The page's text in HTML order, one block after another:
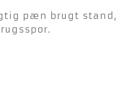
pæn brugt stand,